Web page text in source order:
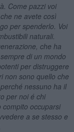
Come pazzi voi
ne avete così
per spenderlo. Voi
naturali.
che ha
di un mondo
per distruggere
non sono quello che
nessuno ha il
per noi é chi
compito occuparsi
a se stesso e